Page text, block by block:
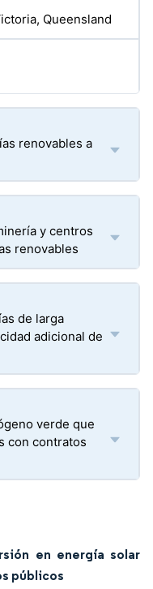
Queensland
renovables a
y centros
renovables
de larga
adicional de
verde que
con contratos
en energía solar
públicos